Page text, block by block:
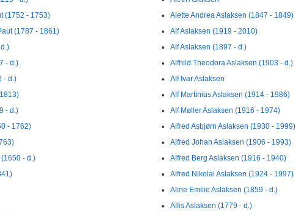
(1752 - 1753)
(1787 - 1861)
- d.)
- d.)
- d.)
- 1762)
- d.)
Alette Andrea Aslaksen (1847 - 1849)
Alf Aslaksen (1919 - 2010)
Alf Aslaksen (1897 - d.)
Alfhild Theodora Aslaksen (1903 - d.)
Alf Ivar Aslaksen
Alf Martinius Aslaksen (1914 - 1986)
Alf Møller Aslaksen (1916 - 1974)
Alfred Asbjørn Aslaksen (1930 - 1999)
Alfred Johan Aslaksen (1906 - 1993)
Alfred Berg Aslaksen (1916 - 1940)
Alfred Nikolai Aslaksen (1924 - 1997)
Aline Emilie Aslaksen (1859 - d.)
Allis Aslaksen (1779 - d.)